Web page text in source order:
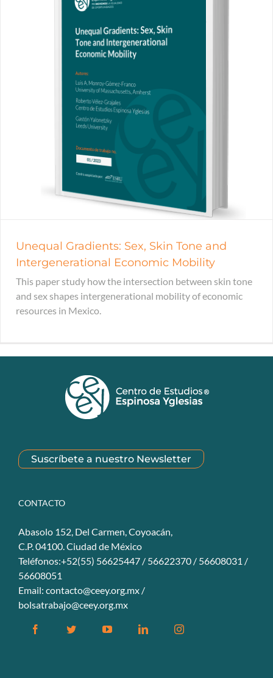
Unequal Gradients: Sex, Skin Tone and
Intergenerational Economic Mobility
This paper study how the intersection between skin tone
and sex shapes intergenerational mobility of economic
resources in Mexico.
Suscríbete a nuestro Newsletter
CONTACTO
Abasolo 152, Del Carmen, Coyoacán,
C.P. 04100. Ciudad de México
Teléfonos:+52(55) 56625447 / 56622370 / 56608031 /
56608051
Email: contacto@ceey.org.mx /
bolsatrabajo@ceey.org.mx
FacebookTwitter YouTubeLinkedinInstagram